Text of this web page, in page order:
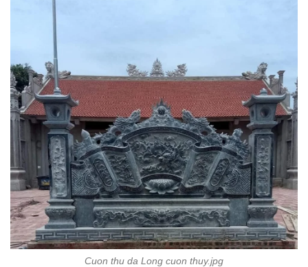
Cuon thu da Long cuon thuy.jpg